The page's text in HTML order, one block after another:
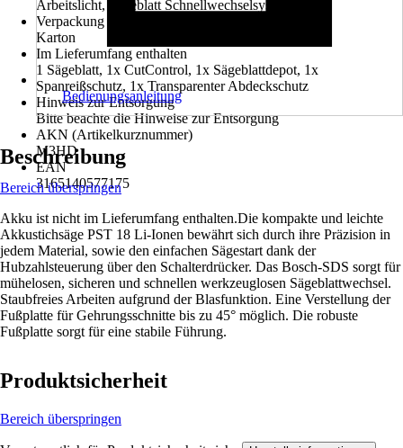
Arbeitslicht, Sägeblatt Schnellwechselsystem
Verpackung
Karton
Im Lieferumfang enthalten
1 Sägeblatt, 1x CutControl, 1x Sägeblattdepot, 1x
Spanreißschutz, 1x Transparenter Abdeckschutz
Hinweis zur Entsorgung
Bitte beachte die Hinweise zur Entsorgung
AKN (Artikelkurznummer)
M3HD
EAN
3165140577175
Bedienungsanleitung
Beschreibung
Bereich überspringen
Akku ist nicht im Lieferumfang enthalten.Die kompakte und leichte
Akkustichsäge PST 18 Li-Ionen bewährt sich durch ihre Präzision in
jedem Material, sowie den einfachen Sägestart dank der
Hubzahlsteuerung über den Schalterdrücker. Das Bosch-SDS sorgt für
mühelosen, sicheren und schnellen werkzeuglosen Sägeblattwechsel.
Staubfreies Arbeiten aufgrund der Blasfunktion. Eine Verstellung der
Fußplatte für Gehrungsschnitte bis zu 45° möglich. Die robuste
Fußplatte sorgt für eine stabile Führung.
Produktsicherheit
Bereich überspringen